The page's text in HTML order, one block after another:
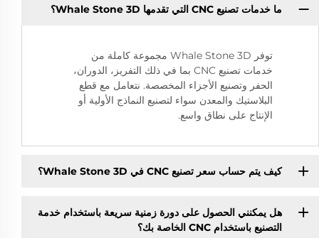
ما خدمات تصنيع CNC التي تقدمها Whale Stone 3D؟
توفر Whale Stone 3D مجموعة كاملة من
خدمات تصنيع CNC بما في ذلك التفريز، الدوران،
الحفر وتصنيع الأجزاء المخصصة. نتعامل مع قطع
البلاستيك والمعدن سواء لتصنيع النماذج الأولية أو
الإنتاج على نطاق واسع.
كيف يتم حساب سعر تصنيع CNC في Whale Stone 3D؟
هل يمكنني الحصول على دورة زمنية سريعة باستخدام خدمة
التصنيع باستخدام CNC الخاصة بك؟